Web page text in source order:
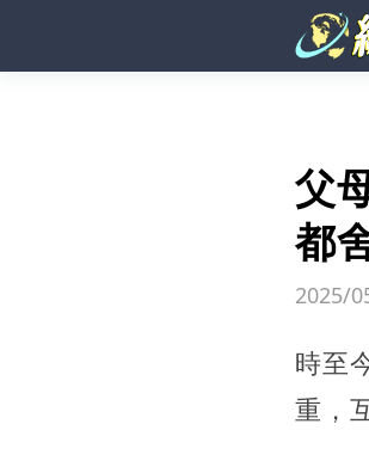
父
都
2025/
時至
重，